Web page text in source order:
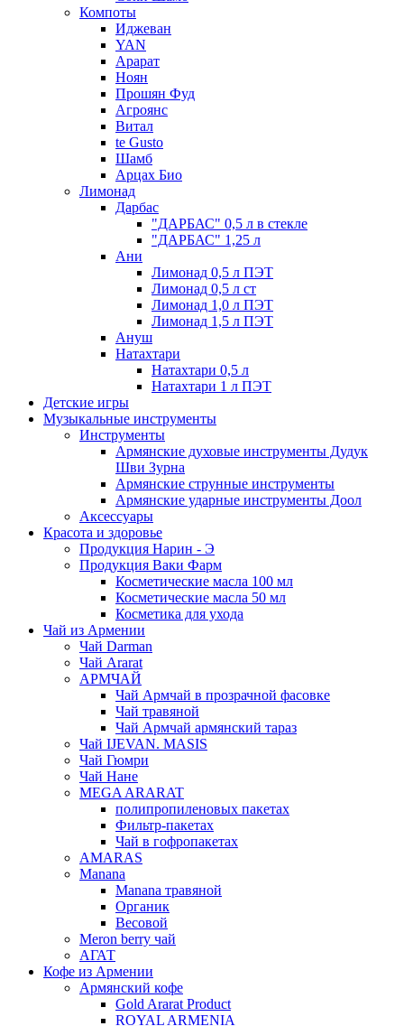
Компоты
Иджеван
YAN
Арарат
Ноян
Прошян Фуд
Агроянс
Витал
te Gusto
Шамб
Арцах Био
Лимонад
Дарбас
"ДАРБАС" 0,5 л в стекле
"ДАРБАС" 1,25 л
Ани
Лимонад 0,5 л ПЭТ
Лимонад 0,5 л ст
Лимонад 1,0 л ПЭТ
Лимонад 1,5 л ПЭТ
Ануш
Натахтари
Натахтари 0,5 л
Натахтари 1 л ПЭТ
Детские игры
Музыкальные инструменты
Инструменты
Армянские духовые инструменты Дудук
Шви Зурна
Армянские струнные инструменты
Армянские ударные инструменты Доол
Аксессуары
Красота и здоровье
Продукция Нарин - Э
Продукция Ваки Фарм
Косметические масла 100 мл
Косметические масла 50 мл
Косметика для ухода
Чай из Армении
Чай Darman
Чай Ararat
АРМЧАЙ
Чай Армчай в прозрачной фасовке
Чай травяной
Чай Армчай армянский тараз
Чай IJEVAN. MASIS
Чай Гюмри
Чай Нане
MEGA ARARAT
полипропиленовых пакетах
Фильтр-пакетах
Чай в гофропакетах
AMARAS
Manana
Manana травяной
Органик
Весовой
Meron berry чай
АГАТ
Кофе из Армении
Армянский кофе
Gold Ararat Product
ROYAL ARMENIA